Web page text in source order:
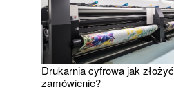
Drukarnia cyfrowa jak złożyć
zamówienie?